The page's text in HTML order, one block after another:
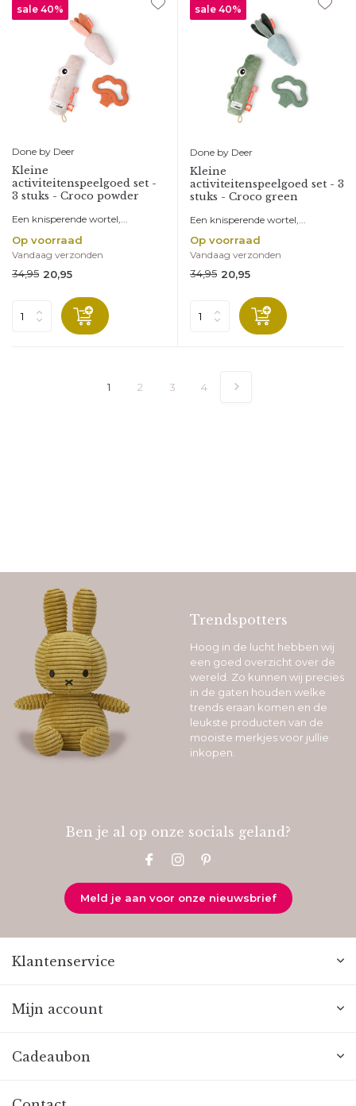
sale 40%
Done by Deer
Kleine
activiteitenspeelgoed set -
3 stuks - Croco powder
Een knisperende wortel,...
Op voorraad
Vandaag verzonden
34,95 20,95
sale 40%
Done by Deer
Kleine
activiteitenspeelgoed set - 3
stuks - Croco green
Een knisperende wortel,...
Op voorraad
Vandaag verzonden
34,95 20,95
1 2 3 4
Trendspotters
Hoog in de lucht hebben wij
een goed overzicht over de
wereld. Zo kunnen wij precies
in de gaten houden welke
trends eraan komen en de
leukste producten van de
mooiste merkjes voor jullie
inkopen.
Ben je al op onze socials geland?
Meld je aan voor onze nieuwsbrief
Klantenservice
Mijn account
Cadeaubon